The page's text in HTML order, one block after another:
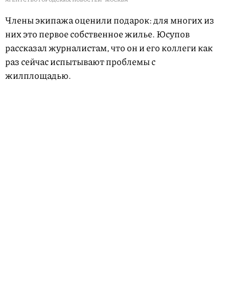
Члены экипажа оценили подарок: для многих из
них это первое собственное жилье. Юсупов
рассказал журналистам, что он и его коллеги как
раз сейчас испытывают проблемы с
жилплощадью.